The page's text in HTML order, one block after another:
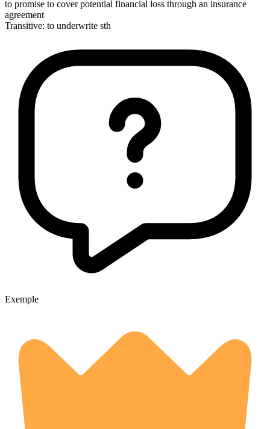
to promise to cover potential financial loss through an insurance
agreement
Transitive: to underwrite sth
Exemple